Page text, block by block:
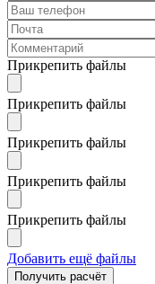
Прикрепить файлы
Прикрепить файлы
Прикрепить файлы
Прикрепить файлы
Прикрепить файлы
Добавить ещё файлы